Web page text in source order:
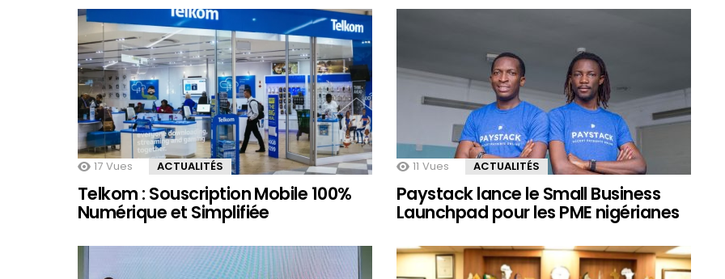
17 Vues ACTUALITÉS
Telkom : Souscription Mobile 100%
Numérique et Simplifiée
11 Vues ACTUALITÉS
Paystack lance le Small Business
Launchpad pour les PME nigérianes